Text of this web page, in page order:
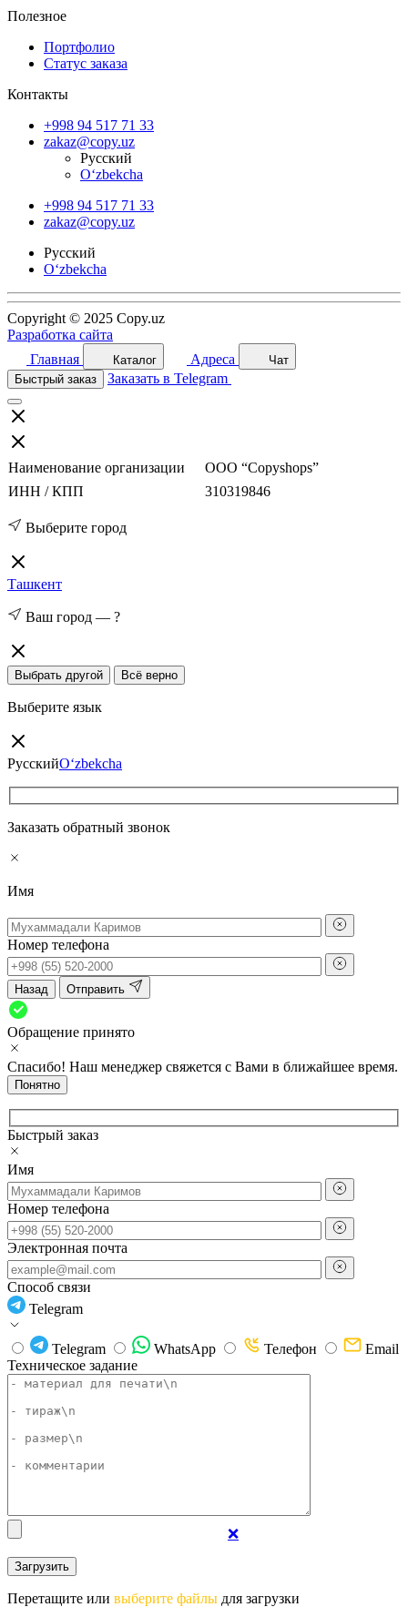
Полезное
Портфолио
Статус заказа
Контакты
+998 94 517 71 33
zakaz@copy.uz
Русский
O‘zbekcha
+998 94 517 71 33
zakaz@copy.uz
Русский
O‘zbekcha
Copyright © 2025 Copy.uz
Разработка сайта
Главная
Каталог Адреса
Чат
Быстрый заказ
Заказать в Telegram
Наименование организации
ООО “Copyshops”
ИНН / КПП
310319846
Выберите город
Ташкент
Ваш город — ?
Выбрать другой Всё верно
Выберите язык
РусскийO‘zbekcha
Заказать обратный звонок
Имя
Номер телефона
Назад Отправить
Обращение принято
Спасибо! Наш менеджер свяжется с Вами в ближайшее время.
Понятно
Быстрый заказ
Имя
Номер телефона
Электронная почта
Способ связи
Telegram
Telegram WhatsApp Телефон
Email
Техническое задание
❌
Перетащите или выберите файлы для загрузки